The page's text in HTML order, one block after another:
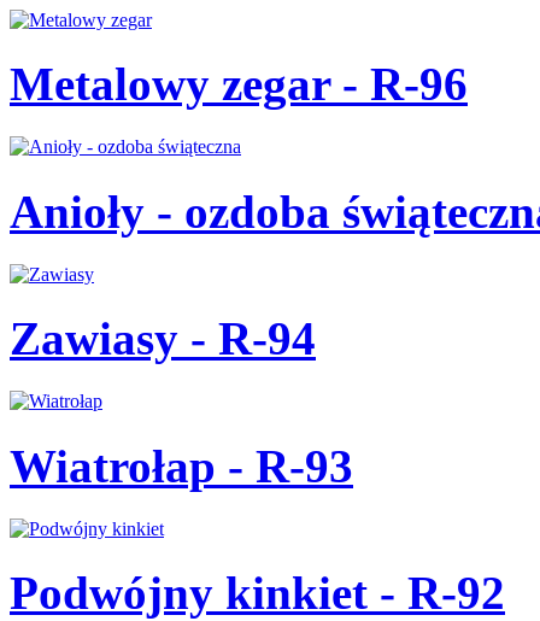
Metalowy zegar - R-96
Anioły - ozdoba
Zawiasy - R-94
Wiatrołap - R-93
Podwójny kinkiet - R-92